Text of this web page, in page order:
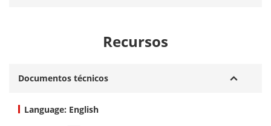
Recursos
Documentos técnicos
Language: English